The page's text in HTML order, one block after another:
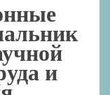
и